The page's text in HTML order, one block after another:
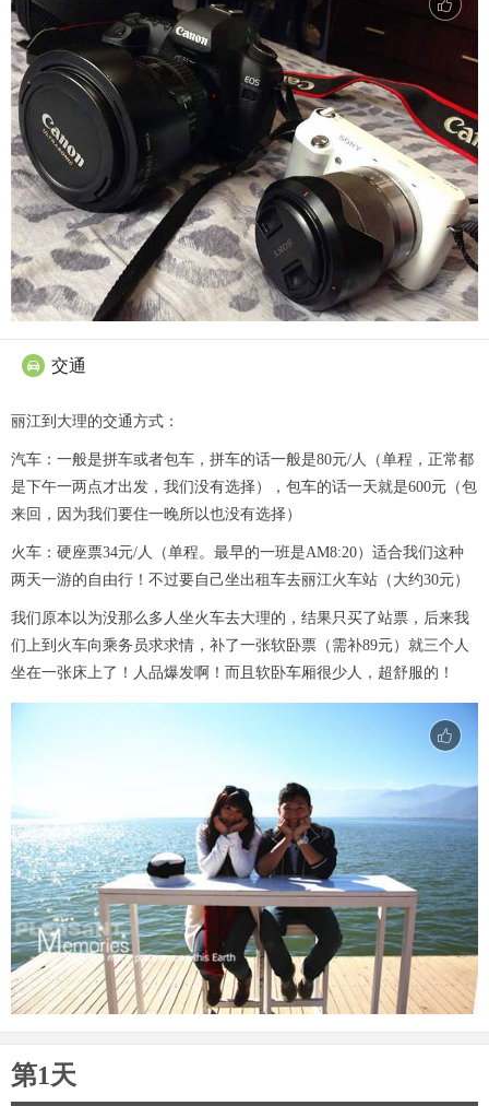
 交通
丽江到大理的交通方式：
汽车：一般是拼车或者包车，拼车的话一般是80元/人（单程，正常都
是下午一两点才出发，我们没有选择），包车的话一天就是600元（包
来回，因为我们要住一晚所以也没有选择）
火车：硬座票34元/人（单程。最早的一班是AM8:20）适合我们这种
两天一游的自由行！不过要自己坐出租车去丽江火车站（大约30元）
我们原本以为没那么多人坐火车去大理的，结果只买了站票，后来我
们上到火车向乘务员求求情，补了一张软卧票（需补89元）就三个人
坐在一张床上了！人品爆发啊！而且软卧车厢很少人，超舒服的！
第1天